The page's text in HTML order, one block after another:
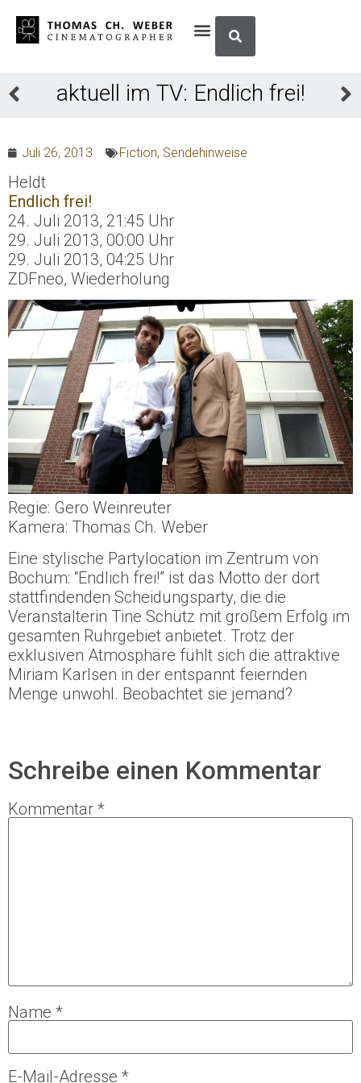
aktuell im TV: Endlich frei!
Juli 26, 2013 Fiction, Sendehinweise
Heldt
Endlich frei!
24. Juli 2013, 21:45 Uhr
29. Juli 2013, 00:00 Uhr
29. Juli 2013, 04:25 Uhr
ZDFneo, Wiederholung
Regie: Gero Weinreuter
Kamera: Thomas Ch. Weber
Eine stylische Partylocation im Zentrum von
Bochum: “Endlich frei!” ist das Motto der dort
stattfindenden Scheidungsparty, die die
Veranstalterin Tine Schütz mit großem Erfolg im
gesamten Ruhrgebiet anbietet. Trotz der
exklusiven Atmosphäre fühlt sich die attraktive
Miriam Karlsen in der entspannt feiernden
Menge unwohl. Beobachtet sie jemand?
Schreibe einen Kommentar
Kommentar *
Name *
E-Mail-Adresse *